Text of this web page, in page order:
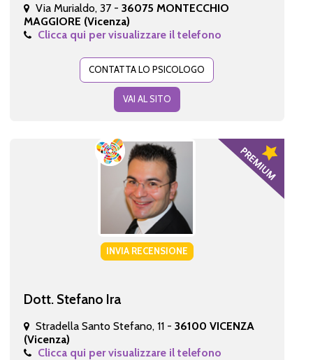
Via Murialdo, 37 - 36075 MONTECCHIO
MAGGIORE (Vicenza)
Clicca qui per visualizzare il telefono
CONTATTA LO PSICOLOGO
VAI AL SITO
INVIA RECENSIONE
Dott. Stefano Ira
Stradella Santo Stefano, 11 - 36100 VICENZA
(Vicenza)
Clicca qui per visualizzare il telefono